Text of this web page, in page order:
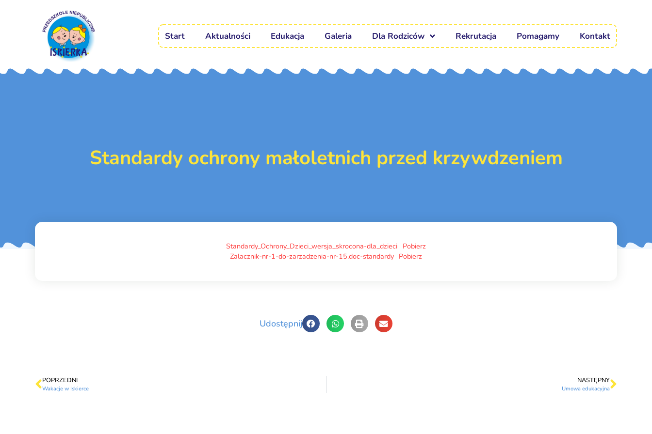
Start Aktualności Edukacja Galeria Dla Rodziców Rekrutacja Pomagamy Kontakt
Standardy ochrony małoletnich przed krzywdzeniem
Standardy_Ochrony_Dzieci_wersja_skrocona-dla_dzieci Pobierz
Zalacznik-nr-1-do-zarzadzenia-nr-15.doc-standardy Pobierz
Udostępnij
POPRZEDNI
Wakacje w Iskierce
NASTĘPNY
Umowa edukacyjna